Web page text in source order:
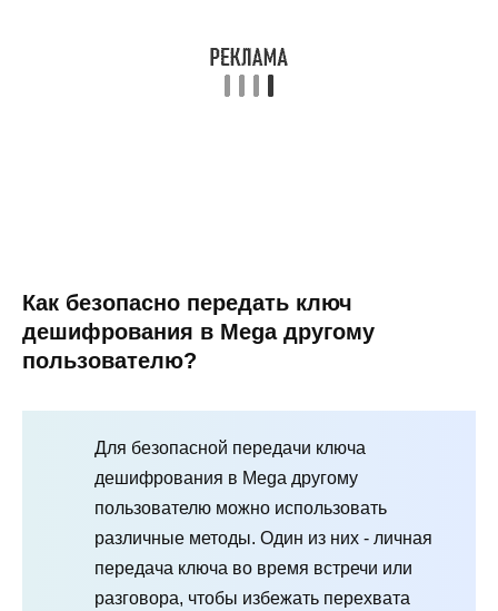
Как безопасно передать ключ
дешифрования в Mega другому
пользователю?
Для безопасной передачи ключа
дешифрования в Mega другому
пользователю можно использовать
различные методы. Один из них - личная
передача ключа во время встречи или
разговора, чтобы избежать перехвата